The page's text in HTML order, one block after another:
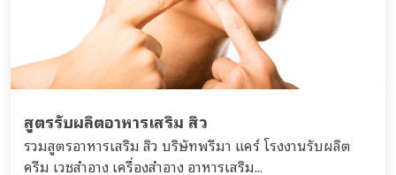
สูตรรับผลิตอาหารเสริม สิว
รวมสูตรอาหารเสริม สิว บริษัทพรีมา แคร์ โรงงานรับผลิต
ครีม เวชสำอาง เครื่องสำอาง อาหารเสริม...